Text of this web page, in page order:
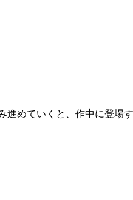
進めていくと、作中に登